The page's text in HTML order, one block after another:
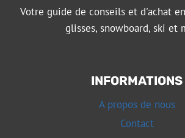
Votre guide de conseils et d'achat
glisses, snowboard, ski et
INFORMATIONS
A propos de nous
Contact